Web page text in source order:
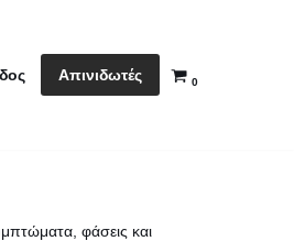
Απινιδωτές 0
φάσεις και